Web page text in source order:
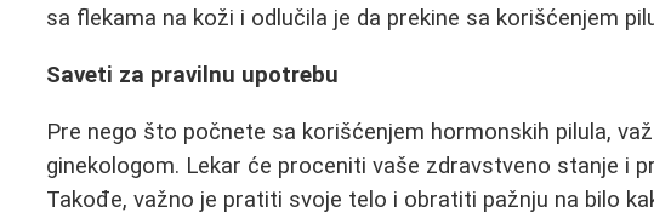
sa flekama na koži i odlučila je da prekine sa korišćenjem
Saveti za pravilnu upotrebu
Pre nego što počnete sa korišćenjem hormonskih pilula,
ginekologom. Lekar će proceniti vaše zdravstveno stanje i
Takođe, važno je pratiti svoje telo i obratiti pažnju na bilo